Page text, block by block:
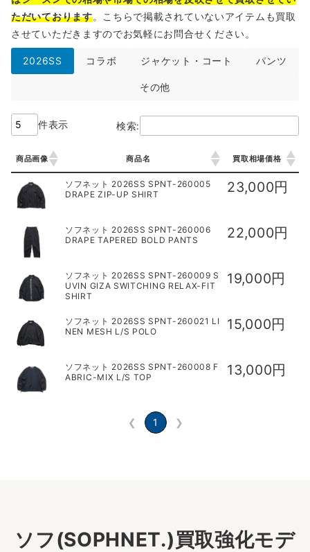
ただいております。こちらで掲載されていないアイテムも買取
させていただきますのでお気軽にお問合せください。
2026SS コラボ ジャケット・コート パンツ
その他
件表示 検索:
商品画像 商品名 買取相場価格
商品画像 商品名 買取相場価格
ソフネット 2026SS SPNT-260005
DRAPE ZIP-UP SHIRT
23,000円
ソフネット 2026SS SPNT-260006
DRAPE TAPERED BOLD PANTS
22,000円
ソフネット 2026SS SPNT-260009 S
UVIN GIZA SWITCHING RELAX-FIT
SHIRT
19,000円
ソフネット 2026SS SPNT-260021 LI
NEN MESH L/S POLO
15,000円
ソフネット 2026SS SPNT-260008 F
ABRIC-MIX L/S TOP
13,000円
❮ 1 ❯
ソフ(SOPHNET.)買取強化モデ